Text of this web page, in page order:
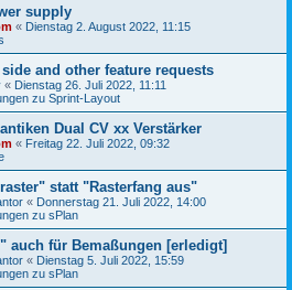
supply
« Dienstag 2. August 2022, 11:15
and other feature requests
« Dienstag 26. Juli 2022, 11:11
zu Sprint-Layout
Dual CV xx Verstärker
« Freitag 22. Juli 2022, 09:32
statt "Rasterfang aus"
« Donnerstag 21. Juli 2022, 14:00
zu sPlan
auch für Bemaßungen [erledigt]
« Dienstag 5. Juli 2022, 15:59
zu sPlan